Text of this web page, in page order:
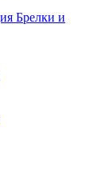
Брелки и